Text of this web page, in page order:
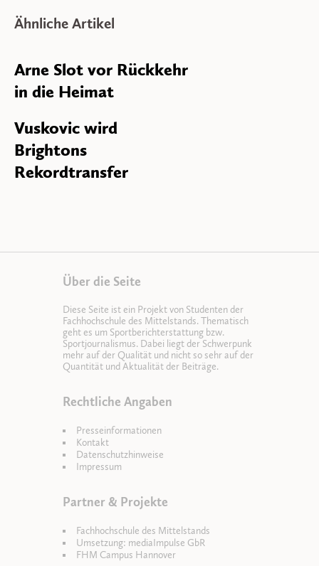
Ähnliche Artikel
Arne Slot vor Rückkehr
in die Heimat
Vuskovic wird
Brightons
Rekordtransfer
Über die Seite
Diese Seite ist ein Projekt von Studenten der
Fachhochschule des Mittelstands. Thematisch
geht es um Sportberichterstattung bzw.
Sportjournalismus. Dabei liegt der Schwerpunk
mehr auf der Qualität und nicht so sehr auf der
Quantität und Aktualität der Beiträge.
Rechtliche Angaben
Presseinformationen
Kontakt
Datenschutzhinweise
Impressum
Partner & Projekte
Fachhochschule des Mittelstands
Umsetzung: mediaImpulse GbR
FHM Campus Hannover